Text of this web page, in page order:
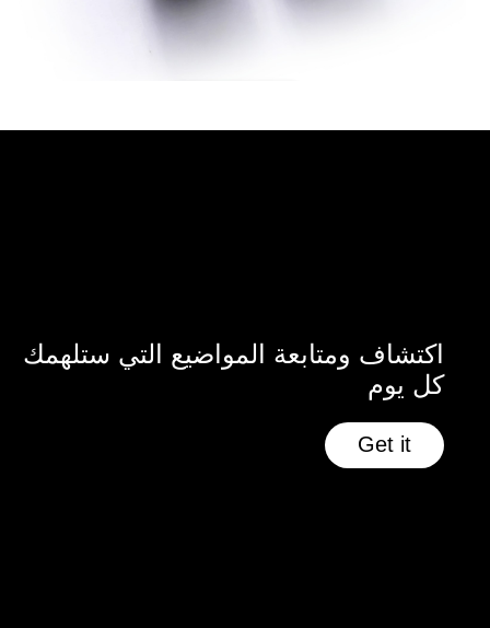
اكتشاف ومتابعة المواضيع التي ستلهمك
كل يوم
Get it